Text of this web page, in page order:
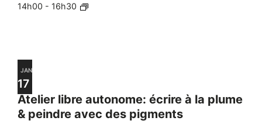
14h00 - 16h30
JAN
17
Atelier libre autonome: écrire à la plume
& peindre avec des pigments